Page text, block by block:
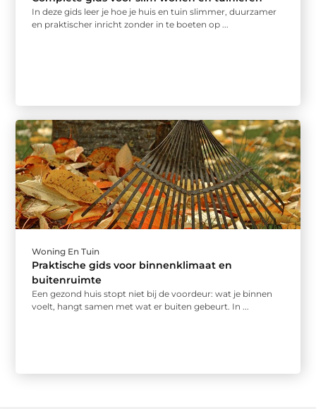
In deze gids leer je hoe je huis en tuin slimmer, duurzamer
en praktischer inricht zonder in te boeten op ...
Woning En Tuin
Praktische gids voor binnenklimaat en
buitenruimte
Een gezond huis stopt niet bij de voordeur: wat je binnen
voelt, hangt samen met wat er buiten gebeurt. In ...